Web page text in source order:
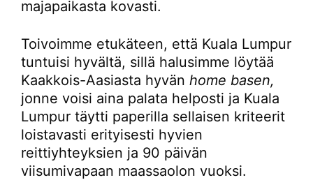
majapaikasta kovasti.
Toivoimme etukäteen, että Kuala Lumpur
tuntuisi hyvältä, sillä halusimme löytää
Kaakkois-Aasiasta hyvän home basen,
jonne voisi aina palata helposti ja Kuala
Lumpur täytti paperilla sellaisen kriteerit
loistavasti erityisesti hyvien
reittiyhteyksien ja 90 päivän
viisumivapaan maassaolon vuoksi.